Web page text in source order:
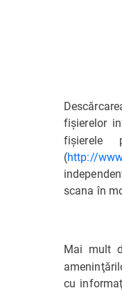
fişierelor
fişierele
(http://
scana în
Mai mult
cu